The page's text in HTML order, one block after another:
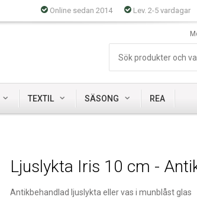
Online sedan 2014 Lev. 2-5 vardagar
TEXTIL SÄSONG REA
Ljuslykta Iris 10 cm -
Antikbehandlad ljuslykta eller vas i munblåst glas